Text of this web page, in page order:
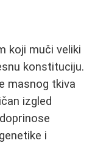
koji muči veliki
konstituciju.
masnog tkiva
izgled
i